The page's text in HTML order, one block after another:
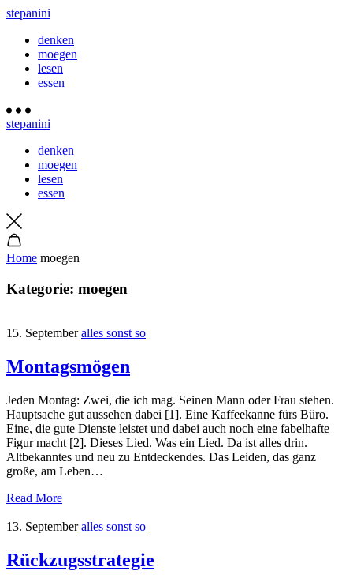
stepanini
denken
moegen
lesen
essen
stepanini
denken
moegen
lesen
essen
Home moegen
Kategorie: moegen
15. September alles sonst so
Montagsmögen
Jeden Montag: Zwei, die ich mag. Seinen Mann oder Frau stehen.
Hauptsache gut aussehen dabei [1]. Eine Kaffeekanne fürs Büro.
Eine, die gute Dienste leistet und dabei auch noch eine fabelhafte
Figur macht [2]. Dieses Lied. Was ein Lied. Da ist alles drin.
Altbekanntes und neu zu Entdeckendes. Das Leiden, das ganz
große, am Leben…
Read More
13. September alles sonst so
Rückzugsstrategie